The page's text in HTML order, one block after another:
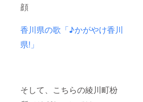
顔
香川県の歌「♪かがやけ香川
県!」
そして、こちらの綾川町枌